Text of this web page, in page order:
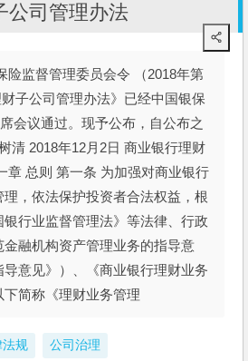
公司管理办法
险监督管理委员会令 （2018年第
子公司管理办法》已经中国银保
会议通过。现予公布，自公布之
清 2018年12月2日 商业银行理财
章 总则 第一条 为加强对商业银行
，依法保护投资者合法权益，根
行业监督管理法》等法律、行政
融机构资产管理业务的指导意
导意见》）、《商业银行理财业务
简称《理财业务管理
法规 公司治理